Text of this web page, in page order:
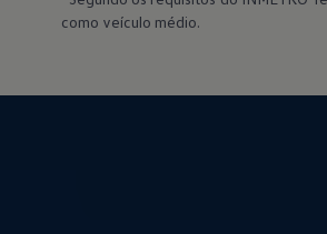
como veículo médio.